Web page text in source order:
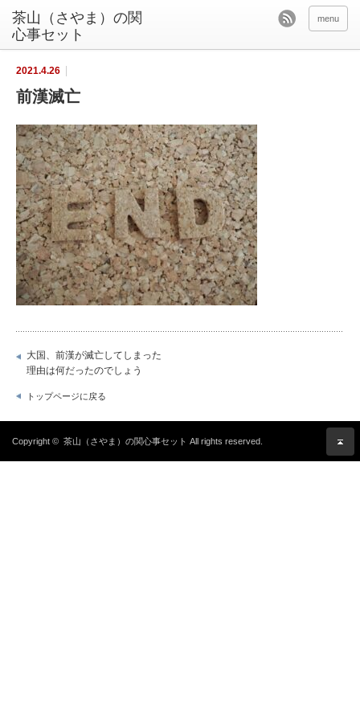
茶山（さやま）の関
心事セット
menu
2021.4.26
前漢滅亡
大国、前漢が滅亡してしまった
理由は何だったのでしょう
トップページに戻る
Copyright © 茶山（さやま）の関心事セット All rights reserved.